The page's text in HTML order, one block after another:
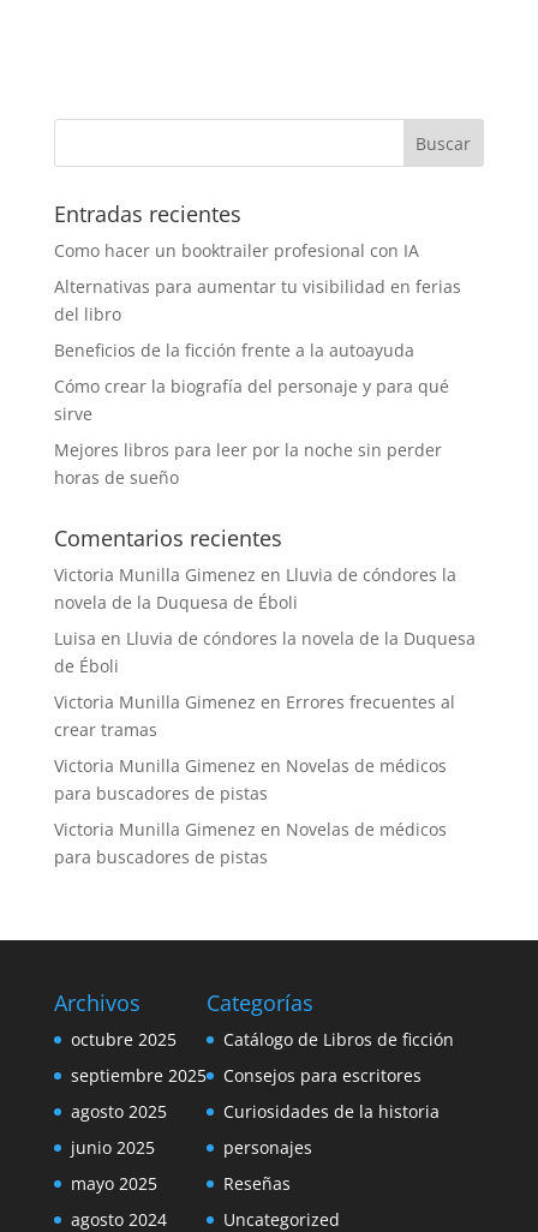
Entradas recientes
Como hacer un booktrailer profesional con IA
Alternativas para aumentar tu visibilidad en ferias
del libro
Beneficios de la ficción frente a la autoayuda
Cómo crear la biografía del personaje y para qué
sirve
Mejores libros para leer por la noche sin perder
horas de sueño
Comentarios recientes
Victoria Munilla Gimenez en Lluvia de cóndores la
novela de la Duquesa de Éboli
Luisa en Lluvia de cóndores la novela de la Duquesa
de Éboli
Victoria Munilla Gimenez en Errores frecuentes al
crear tramas
Victoria Munilla Gimenez en Novelas de médicos
para buscadores de pistas
Victoria Munilla Gimenez en Novelas de médicos
para buscadores de pistas
Archivos
octubre 2025
septiembre 2025
agosto 2025
junio 2025
mayo 2025
agosto 2024
Categorías
Catálogo de Libros de ficción
Consejos para escritores
Curiosidades de la historia
personajes
Reseñas
Uncategorized